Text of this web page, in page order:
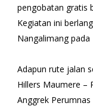
pengobatan gratis
Kegiatan ini
Nangalimang
Adapun rute jalan
Hillers Maumere –
Anggrek